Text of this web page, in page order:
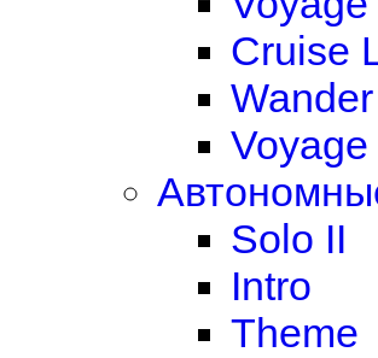
Cruise
Voyage
Solo II
Intro
Theme